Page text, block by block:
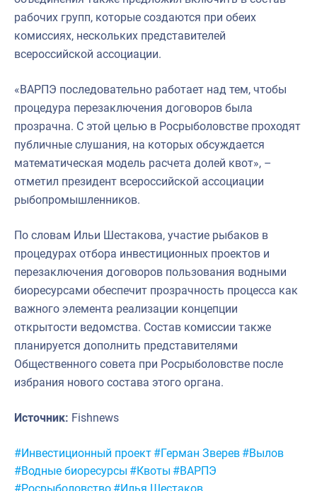
рабочих групп, которые создаются при обеих
комиссиях, нескольких представителей
всероссийской ассоциации.
«ВАРПЭ последовательно работает над тем, чтобы
процедура перезаключения договоров была
прозрачна. С этой целью в Росрыболовстве проходят
публичные слушания, на которых обсуждается
математическая модель расчета долей квот», –
отметил президент всероссийской ассоциации
рыбопромышленников.
По словам Ильи Шестакова, участие рыбаков в
процедурах отбора инвестиционных проектов и
перезаключения договоров пользования водными
биоресурсами обеспечит прозрачность процесса как
важного элемента реализации концепции
открытости ведомства. Состав комиссии также
планируется дополнить представителями
Общественного совета при Росрыболовстве после
избрания нового состава этого органа.
Источник: Fishnews
Метки:
#Инвестиционный проект #Герман Зверев #Вылов
#Водные биоресурсы #Квоты #ВАРПЭ